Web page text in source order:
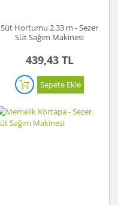
Süt Hortumu 2.33 m - Sezer
Süt Sağım Makinesi
439,43 TL
Sepete Ekle